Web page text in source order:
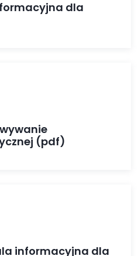
dla
(pdf)
informacyjna dla